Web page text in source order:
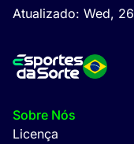
Atualizado: Wed,
Sobre Nós
Licença